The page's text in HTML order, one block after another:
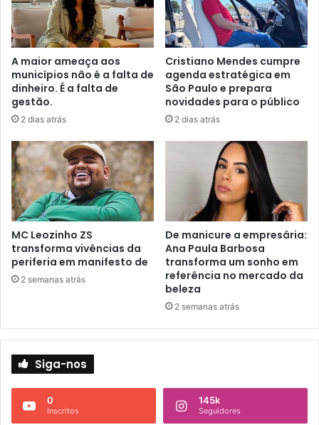
A maior ameaça aos
municípios não é a falta de
dinheiro. É a falta de
gestão.
2 dias atrás
Cristiano Mendes cumpre
agenda estratégica em
São Paulo e prepara
novidades para o público
2 dias atrás
MC Leozinho ZS
transforma vivências da
periferia em manifesto de
2 semanas atrás
De manicure a empresária:
Ana Paula Barbosa
transforma um sonho em
referência no mercado da
beleza
2 semanas atrás
Siga-nos
0
Inscritos
145k
Seguidores